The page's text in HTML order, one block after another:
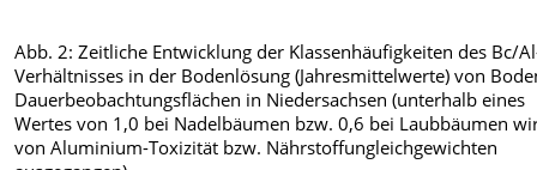
Abb. 2: Zeitliche Entwicklung der Klassenhäufigkeiten des Bc/
Verhältnisses in der Bodenlösung (Jahresmittelwerte) von
Dauerbeobachtungsflächen in Niedersachsen (unterhalb eines
Wertes von 1,0 bei Nadelbäumen bzw. 0,6 bei Laubbäumen
von Alu­minium-Toxizität bzw. Nährstoffungleichgewichten